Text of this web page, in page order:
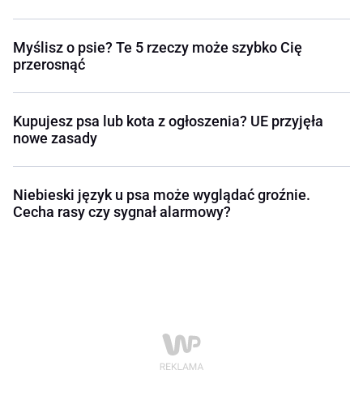
Myślisz o psie? Te 5 rzeczy może szybko Cię
przerosnąć
Kupujesz psa lub kota z ogłoszenia? UE przyjęła
nowe zasady
Niebieski język u psa może wyglądać groźnie.
Cecha rasy czy sygnał alarmowy?